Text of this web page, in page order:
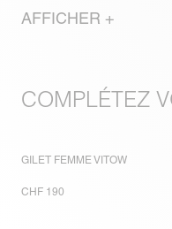
AFFICHER +
COMPLÉTEZ
GILET FEMME VITOW
CHF 190